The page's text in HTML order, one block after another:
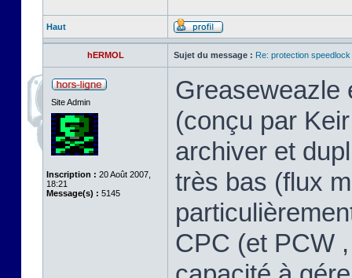
Haut
hERMOL Sujet du message : Re: protection
Site Admin
Inscription : 20 Août 2007,
18:21
Message(s) : 5145
Greaseweazle
(conçu par
archiver et
très bas (flux
CPC (et PCW